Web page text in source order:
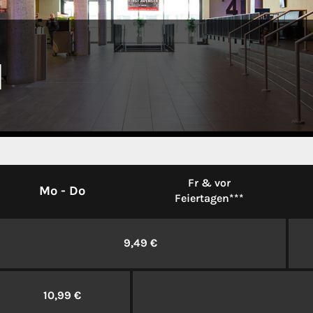
Mo - Do
Fr & vor
Feiertagen***
9,49 €
10,99 €